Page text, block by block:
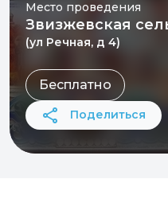
Место проведения
Звизжевская
(ул Речная, д 4)
Бесплатно
Поделиться